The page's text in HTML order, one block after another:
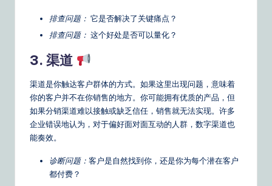
排查问题： 它是否解决了关键痛点？
排查问题： 这个好处是否可以量化？
3. 渠道
渠道是你触达客户群体的方式。如果这里出现问题，意味着
你的客户并不在你销售的地方。你可能拥有优质的产品，但
如果分销渠道难以接触或缺乏信任，销售就无法实现。许多
企业错误地认为，对于偏好面对面互动的人群，数字渠道也
能奏效。
诊断问题： 客户是自然找到你，还是你为每个潜在客户
都付费？